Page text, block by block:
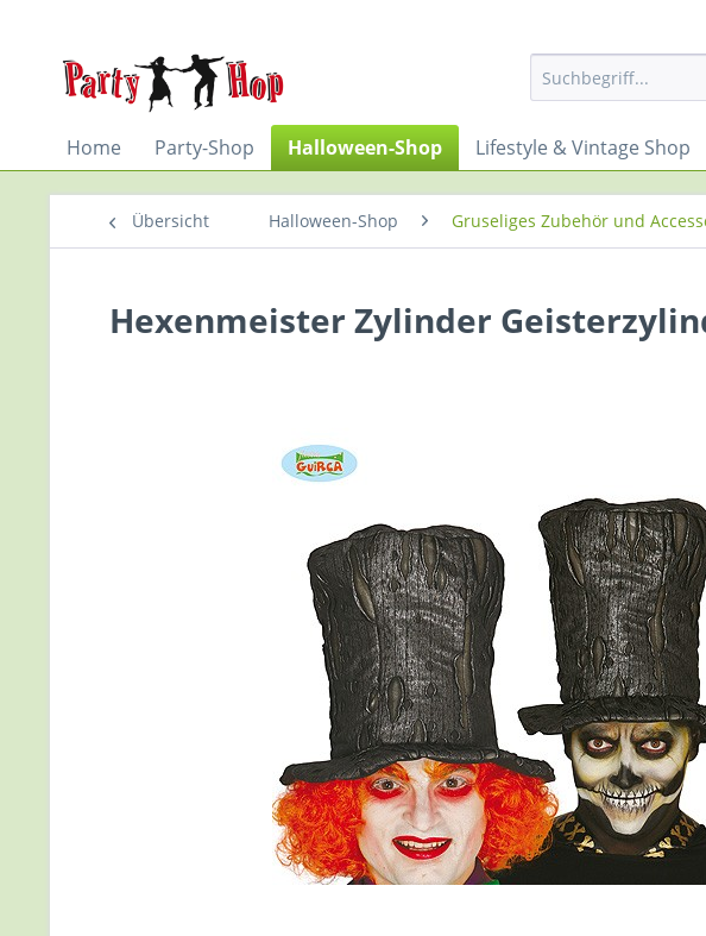
Home Party-Shop Halloween-Shop Lifestyle & Vintage Shop
Übersicht Halloween-Shop Gruseliges Zubehör und
Hexenmeister Zylinder